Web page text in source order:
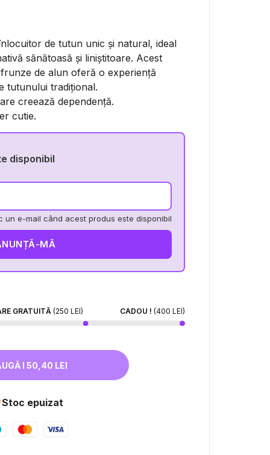
de tutun unic și natural, ideal
sănătoasă și liniștitoare. Acest
de alun oferă o experiență
tutunului tradițional.
creează dependență.
cutie.
disponibil
un e-mail când acest produs este disponibil
MĂ
GRATUITĂ (250 LEI) CADOU ! (400 LEI)
ADAUGĂ I 50,40 LEI
Stoc epuizat